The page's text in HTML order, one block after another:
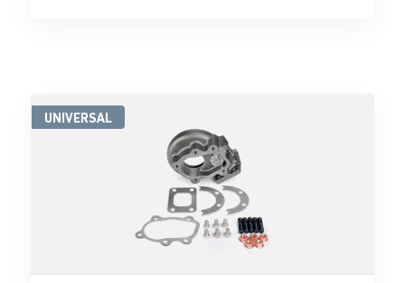
UNIVERSAL